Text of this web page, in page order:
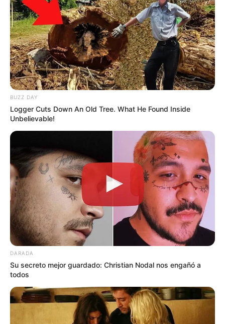
Deja un comentario
BUZZ DAY
Logger Cuts Down An Old Tree. What He Found Inside
Unbelievable!
DARADA
Su secreto mejor guardado: Christian Nodal nos engañó a
todos